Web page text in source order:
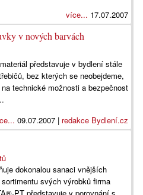
více... 17.07.2007
v nových barvách
představuje v bydlení stále
bez kterých se neobejdeme,
technické možnosti a bezpečnost
09.07.2007 | redakce Bydlení.cz
dokonalou sanaci vnějších
svých výrobků firma